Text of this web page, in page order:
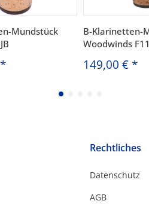
Mundstück
*
B-Klarinetten-
Woodwinds
149,00 € *
Rechtliches
Datenschutz
AGB